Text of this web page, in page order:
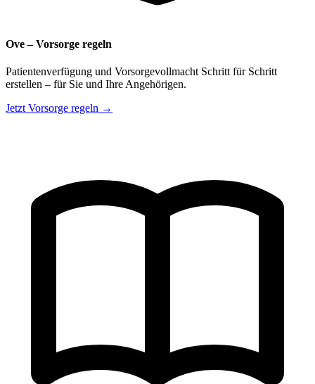
Ove – Vorsorge regeln
Patientenverfügung und Vorsorgevollmacht Schritt für Schritt
erstellen – für Sie und Ihre Angehörigen.
Jetzt Vorsorge regeln →